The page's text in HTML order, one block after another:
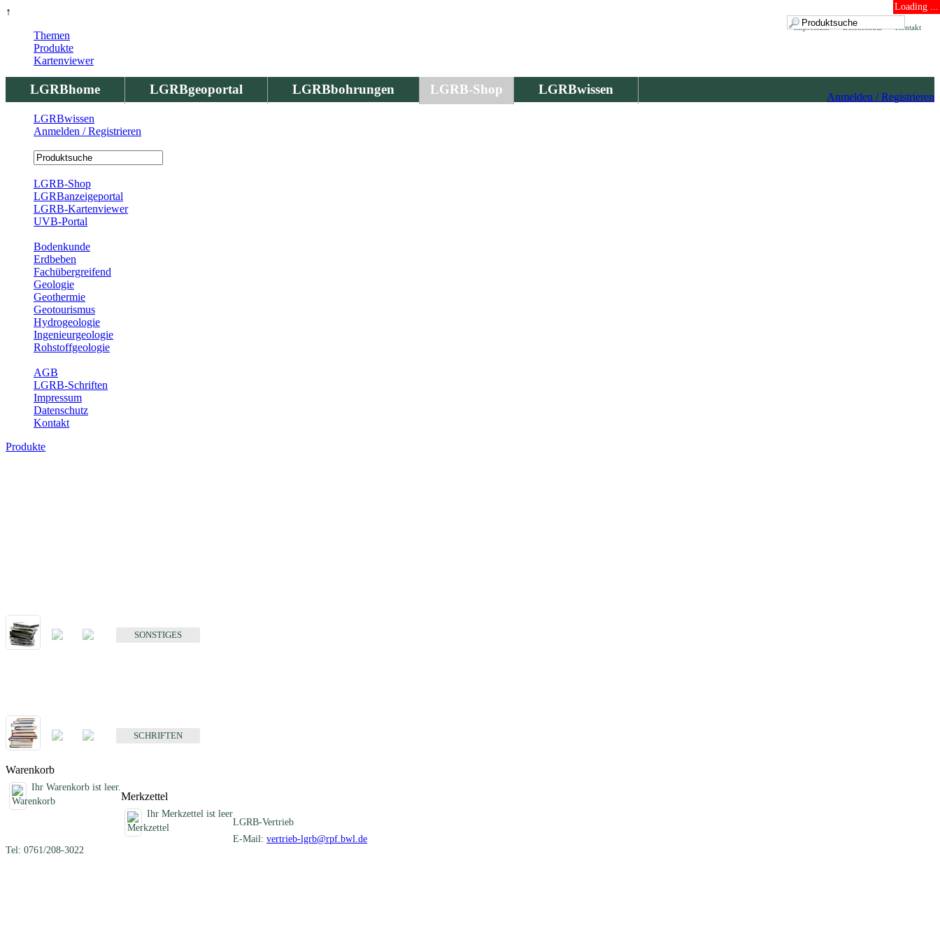
↑ Loading ...
Kontakt
Datenschutz
Impressum
LGRBhome LGRBgeoportal LGRBbohrungen LGRB-Shop LGRBwissen
Anmelden / Registrieren
Themen
Produkte
Kartenviewer
LGRBwissen
Anmelden / Registrieren
LGRB-Shop
LGRBanzeigeportal
LGRB-Kartenviewer
UVB-Portal
Bodenkunde
Erdbeben
Fachübergreifend
Geologie
Geothermie
Geotourismus
Hydrogeologie
Ingenieurgeologie
Rohstoffgeologie
AGB
LGRB-Schriften
Impressum
Datenschutz
Kontakt
Produkte
SONSTIGES
SCHRIFTEN
Warenkorb
Ihr Warenkorb ist leer.
Merkzettel
Ihr Merkzettel ist leer
LGRB-Vertrieb
E-Mail: vertrieb-lgrb@rpf.bwl.de
Tel: 0761/208-3022